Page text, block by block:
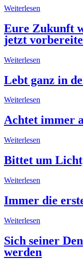
Weiterlesen
Eure Zukunft
jetzt
Weiterlesen
Lebt ganz in
Weiterlesen
Achtet immer
Weiterlesen
Bittet um
Weiterlesen
Immer die
Weiterlesen
Sich seiner
werden